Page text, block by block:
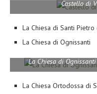
Castello di
La Chiesa di Santi
La Chiesa di Ognissanti
La Chiesa di Ognissanti
La Chiesa Ortodossa di